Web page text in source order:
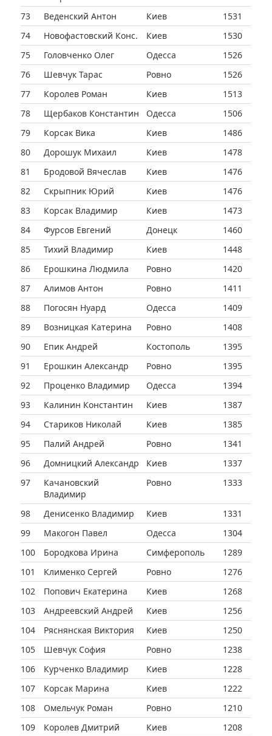
73
Веденский Антон Киев
1531
74
Новофастовский Конс. Киев
1530
75
Головченко Олег Одесса
1526
76
Шевчук Тарас Ровно
1526
77
Королев Роман Киев
1513
78
Щербаков Константин Одесса
1506
79
Корсак Вика Киев
1486
80
Дорошук Михаил Киев
1478
81
Бродовой Вячеслав Киев
1476
82
Скрыпник Юрий Киев
1476
83
Корсак Владимир Киев
1473
84
Фурсов Евгений Донецк
1460
85
Тихий Владимир Киев
1448
86
Ерошкина Людмила Ровно
1420
87
Алимов Антон Ровно
1411
88
Погосян Нуард Одесса
1409
89
Возницкая Катерина Ровно
1408
90
Епик Андрей Костополь
1395
91
Ерошкин Александр Ровно
1395
92
Проценко Владимир Одесса
1394
93
Калинин Константин Киев
1387
94
Стариков Николай Киев
1385
95
Палий Андрей Ровно
1341
96
Домницкий Александр Киев
1337
97
Качановский
Владимир
Ровно 1333
98 Денисенко Владимир Киев
1331
99
Макогон Павел Одесса
1304
100
Бородкова Ирина Симферополь
1289
101
Клименко Сергей Ровно
1276
102
Попович Екатерина Киев
1268
103
Андреевский Андрей Киев
1256
104
Ряснянская Виктория Киев
1250
105
Шевчук София Ровно
1238
106
Курченко Владимир Киев
1228
107
Корсак Марина Киев
1222
108
Омельчук Роман Ровно
1210
109
Королев Дмитрий Киев
1208